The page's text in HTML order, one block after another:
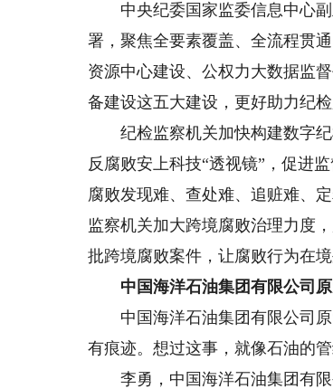
中央纪委国家监委信息中心副
署，聚焦全要素覆盖、全流程贯
资源中心建设、公权力大数据监
备建设这五大建设，更好助力纪
纪检监察机关加快构建数字纪
反腐败安上科技“透视镜”，促进
腐败发现难、查处难、追赃难、
监察机关加大跨境腐败治理力度
批跨境腐败案件，让腐败行为在
中国海洋石油集团有限公司原
中国海洋石油集团有限公司原
有痕迹。想过这事，就像石油的
李勇，中国海洋石油集团有限